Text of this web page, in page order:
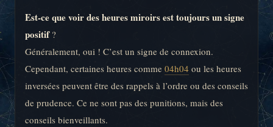
Est-ce que voir des heures miroirs est toujours un signe
positif ?
Généralement, oui ! C’est un signe de connexion.
Cependant, certaines heures comme 04h04 ou les heures
inversées peuvent être des rappels à l’ordre ou des conseils
de prudence. Ce ne sont pas des punitions, mais des
conseils bienveillants.